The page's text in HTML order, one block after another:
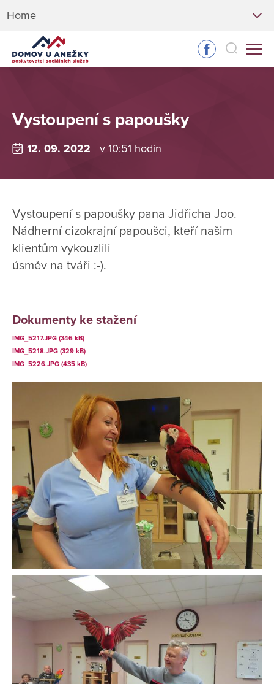
Home
Vystoupení s papoušky
12. 09. 2022 v 10:51 hodin
Vystoupení s papoušky pana Jidřicha Joo.
Nádherní cizokrajní papoušci, kteří našim
klientům vykouzlili
úsměv na tváři :-).
Dokumenty ke stažení
IMG_5217.JPG (346 kB)
IMG_5218.JPG (329 kB)
IMG_5226.JPG (435 kB)